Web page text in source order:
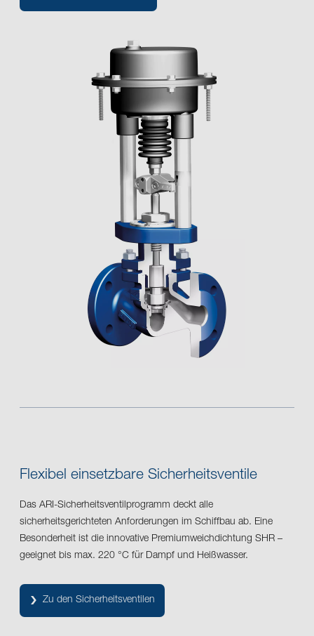
Flexibel einsetzbare Sicherheitsventile
Das ARI-Sicherheitsventilprogramm deckt alle
sicherheitsgerichteten Anforderungen im Schiffbau ab. Eine
Besonderheit ist die innovative Premiumweichdichtung SHR –
geeignet bis max. 220 °C für Dampf und Heißwasser.
Zu den Sicherheitsventilen